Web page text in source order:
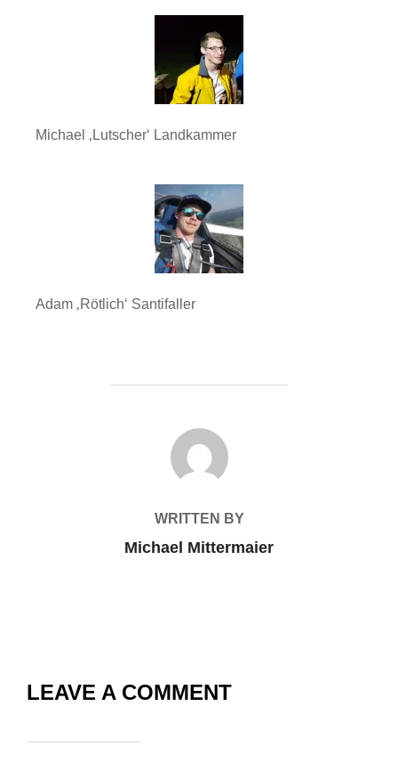
Michael ‚Lutscher‘ Landkammer
Adam ‚Rötlich‘ Santifaller
BEITRAGSAUTOR
WRITTEN BY
Michael Mittermaier
LEAVE A COMMENT